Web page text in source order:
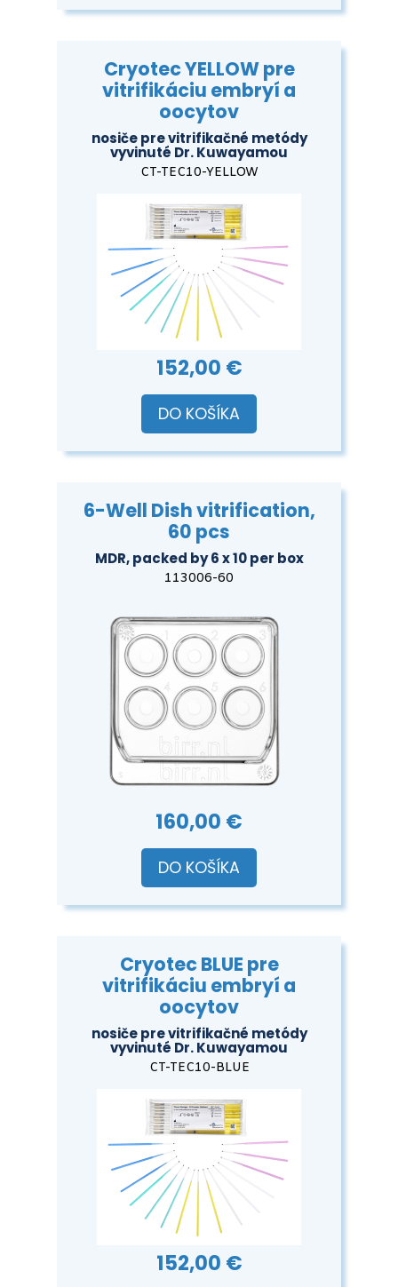
Cryotec YELLOW pre
vitrifikáciu embryí a
oocytov
nosiče pre vitrifikačné metódy
vyvinuté Dr. Kuwayamou
CT-TEC10-YELLOW
152,00 €
DO KOŠÍKA
6-Well Dish vitrification,
60 pcs
MDR, packed by 6 x 10 per box
113006-60
160,00 €
DO KOŠÍKA
Cryotec BLUE pre
vitrifikáciu embryí a
oocytov
nosiče pre vitrifikačné metódy
vyvinuté Dr. Kuwayamou
CT-TEC10-BLUE
152,00 €